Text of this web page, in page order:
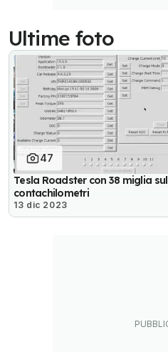
Ultime foto
47
Tesla Roadster con 38 miglia sul
contachilometri
13 dic 2023